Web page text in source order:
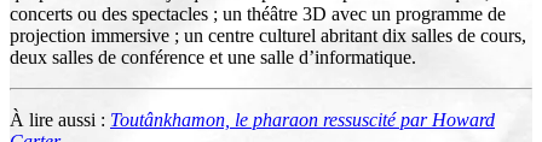
concerts ou des spectacles ; un théâtre 3D avec un programme de
projection immersive ; un centre culturel abritant dix salles de cours,
deux salles de conférence et une salle d’informatique.
À lire aussi : Toutânkhamon, le pharaon ressuscité par Howard